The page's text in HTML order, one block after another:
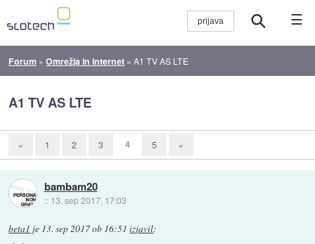
☰
Forum »Omrežja in internet »A1 TV AS LTE
A1 TV AS LTE
« 1 2 3 4 5 »
bambam20
:: 13. sep 2017, 17:03
beta1 je 13. sep 2017 ob 16:51 izjavil: